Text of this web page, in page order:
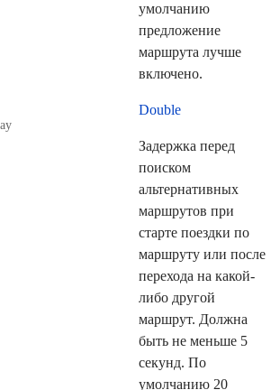
умолчанию
предложение
маршрута лучше
включено.
Double
Задержка перед
поиском
альтернативных
маршрутов при
старте поездки по
маршруту или после
перехода на какой-
либо другой
маршрут. Должна
быть не меньше 5
секунд. По
умолчанию 20